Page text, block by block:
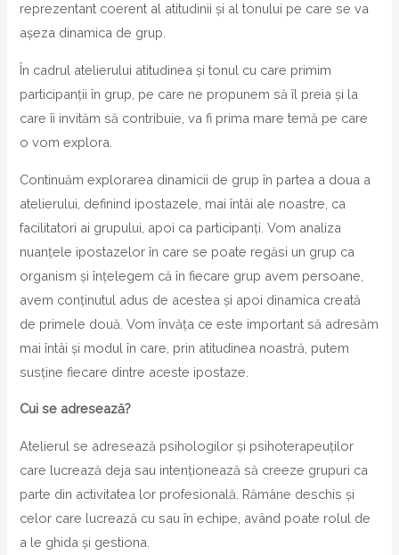
reprezentant coerent al atitudinii și al tonului pe care se va
așeza dinamica de grup.
În cadrul atelierului atitudinea și tonul cu care primim
participanții în grup, pe care ne propunem să îl preia și la
care îi invităm să contribuie, va fi prima mare temă pe care
o vom explora.
Continuăm explorarea dinamicii de grup în partea a doua a
atelierului, definind ipostazele, mai întâi ale noastre, ca
facilitatori ai grupului, apoi ca participanți. Vom analiza
nuanțele ipostazelor în care se poate regăsi un grup ca
organism și înțelegem că în fiecare grup avem persoane,
avem conținutul adus de acestea și apoi dinamica creată
de primele două. Vom învăța ce este important să adresăm
mai întâi și modul în care, prin atitudinea noastră, putem
susține fiecare dintre aceste ipostaze.
Cui se adresează?
Atelierul se adresează psihologilor și psihoterapeuților
care lucrează deja sau intenționează să creeze grupuri ca
parte din activitatea lor profesională. Rămâne deschis și
celor care lucrează cu sau în echipe, având poate rolul de
a le ghida și gestiona.